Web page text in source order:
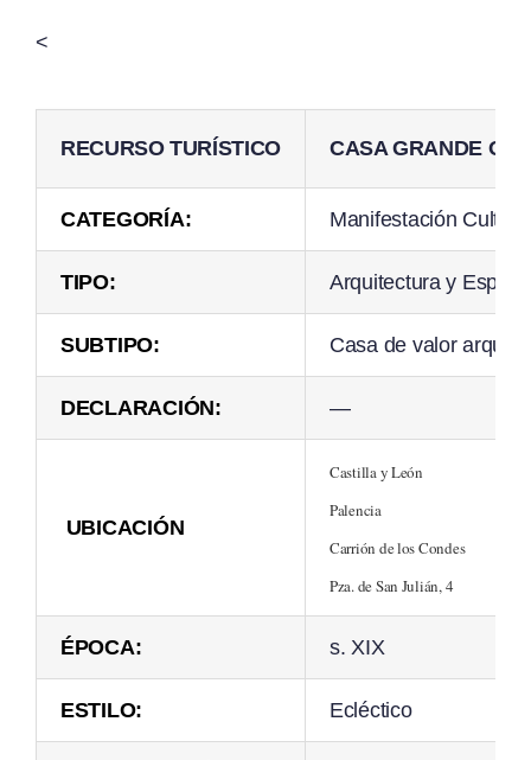
<
RECURSO TURÍSTICO CASA GRANDE O
CATEGORÍA: Manifestación
TIPO: Arquitectura y
SUBTIPO: Casa de valor
DECLARACIÓN: —
UBICACIÓN
Castilla y León
Palencia
Carrión de los Condes
Pza. de San Julián, 4
ÉPOCA: s. XIX
ESTILO: Ecléctico